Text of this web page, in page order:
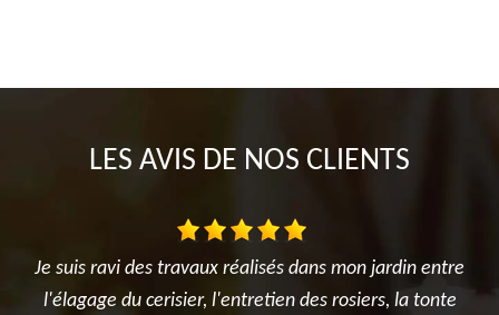
LES AVIS DE NOS CLIENTS
entre
la tonte
Très satisfait de l'intervention. Travail d'élagage
réalisé avec sérieux et professionnalisme. L'équipe